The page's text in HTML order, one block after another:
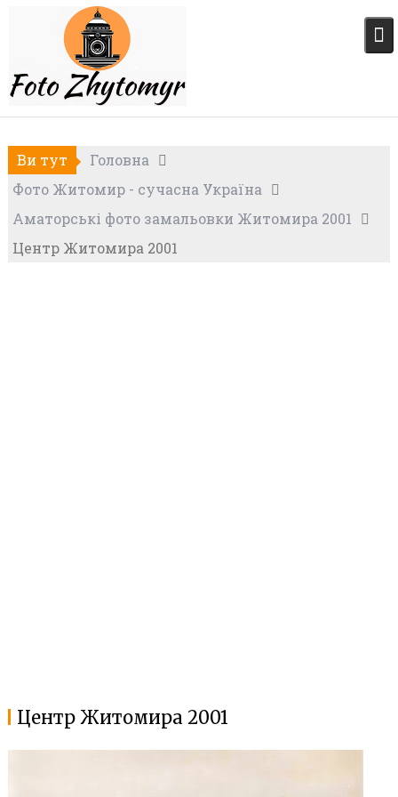
Ви тут
Головна
Фото Житомир - сучасна Україна
Аматорські фото замальовки Житомира 2001
Центр Житомира 2001
Центр Житомира 2001